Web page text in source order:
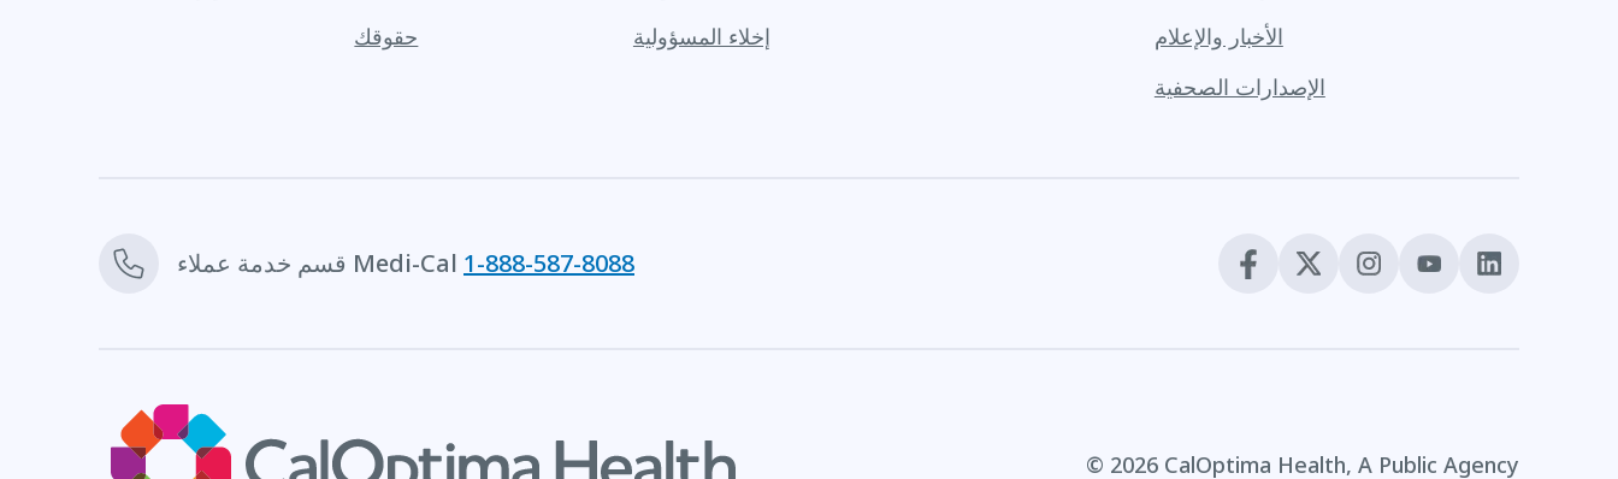
حقوقك
إخلاء المسؤولية
الأخبار والإعلام
الإصدارات الصحفية
قسم خدمة عملاء Medi-Cal 1-888-587-8088
© 2026 CalOptima Health, A Public Agency